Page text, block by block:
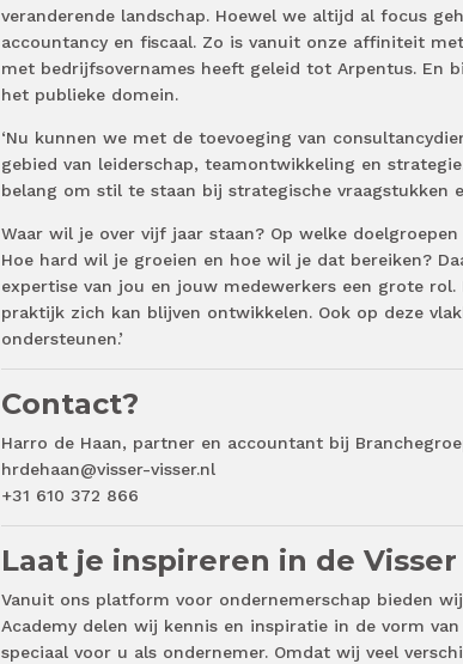
veranderende landschap. Hoewel we altijd al focus
accountancy en fiscaal. Zo is vanuit onze affiniteit
met bedrijfsovernames heeft geleid tot Arpentus. En
het publieke domein.
‘Nu kunnen we met de toevoeging van
gebied van leiderschap, teamontwikkeling en
belang om stil te staan bij strategische vraagstukken
Waar wil je over vijf jaar staan? Op welke
Hoe hard wil je groeien en hoe wil je dat bereiken?
expertise van jou en jouw medewerkers een grote
praktijk zich kan blijven ontwikkelen. Ook op deze
ondersteunen.’
Contact?
Harro de Haan, partner en accountant bij
hrdehaan@visser-visser.nl
+31 610 372 866
Laat je inspireren in de
Vanuit ons platform voor ondernemerschap bieden
Academy delen wij kennis en inspiratie in de vorm
speciaal voor u als ondernemer. Omdat wij veel